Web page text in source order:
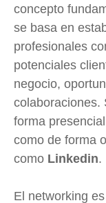
concepto
se basa en
profesionales
potenciales
negocio,
colaboraciones.
forma
como de forma
como Linkedin.
El networking